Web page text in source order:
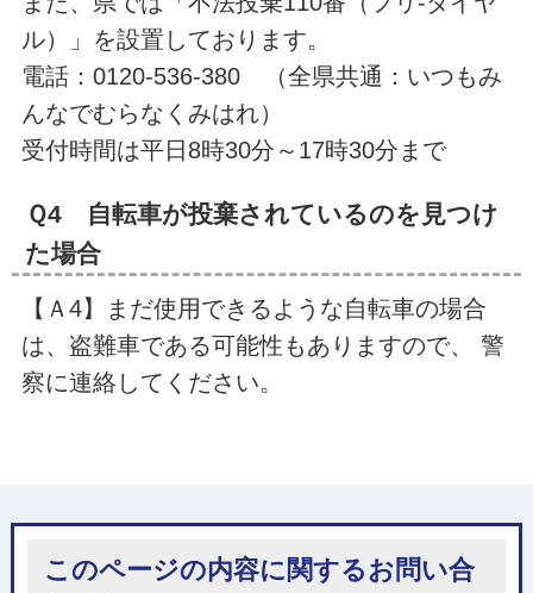
ル）」を設置しております。
電話：0120-536-380 （全県共通：いつもみ
んなでむらなくみはれ）
受付時間は平日8時30分～17時30分まで
Ｑ4 自転車が投棄されているのを見つけ
た場合
【Ａ4】まだ使用できるような自転車の場合
は、盗難車である可能性もありますので、 警
察に連絡してください。
このページの内容に関するお問い合